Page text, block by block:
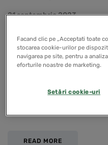
21 septembrie 2023
Afla noutatile legislative
antreprenoriala
septembrie 2023 s-a
septembrie 2023 pentru
ministrului finantelor nr.
READ MORE
Facand clic pe „Acceptati toate
stocarea cookie-urilor pe
navigarea pe site, pentru a
eforturile noastre de marketing.
Setări cookie-uri